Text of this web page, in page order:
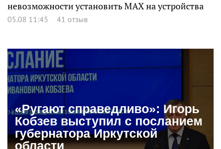
невозможности установить MAX на устройства
05.08 11:45 41 отзыв
«Ругают справедливо»: Игорь
Кобзев выступил с посланием
губернатора Иркутской
области